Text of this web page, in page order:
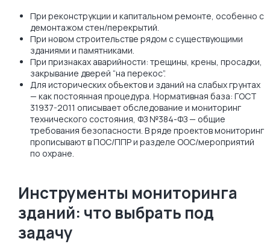
При реконструкции и капитальном ремонте, особенно с
демонтажом стен/перекрытий.
При новом строительстве рядом с существующими
зданиями и памятниками.
При признаках аварийности: трещины, крены, просадки,
закрывание дверей “на перекос”.
Для исторических объектов и зданий на слабых грунтах
— как постоянная процедура. Нормативная база: ГОСТ
31937-2011 описывает обследование и мониторинг
технического состояния, ФЗ №384-ФЗ — общие
требования безопасности. В ряде проектов мониторинг
прописывают в ПОС/ППР и разделе ООС/мероприятий
по охране.
Инструменты мониторинга
зданий: что выбрать под
задачу